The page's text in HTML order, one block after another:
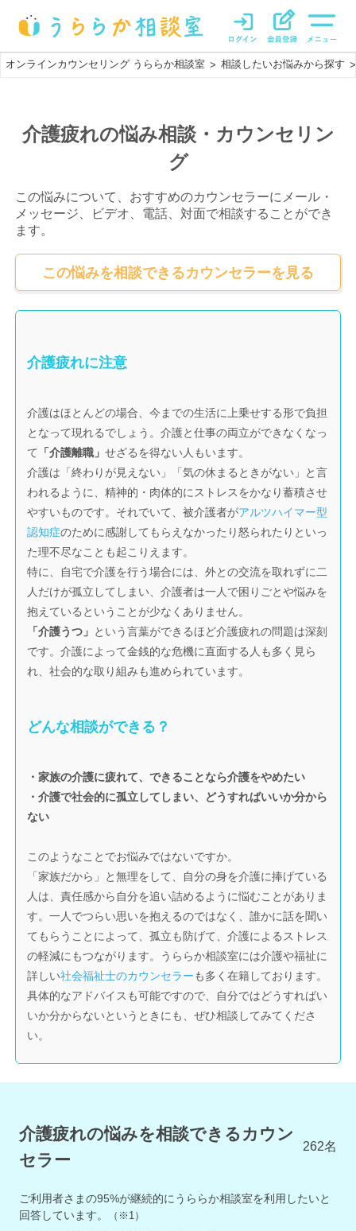
オンラインカウンセリング うららか相談室 > 相談したいお悩みから探す >
介護疲れの悩み相談・カウンセリン
グ
この悩みについて、おすすめのカウンセラーにメール・
メッセージ、ビデオ、電話、対面で相談することができ
ます。
この悩みを相談できるカウンセラーを見る
介護疲れに注意
介護はほとんどの場合、今までの生活に上乗せする形で負担
となって現れるでしょう。介護と仕事の両立ができなくなっ
て
「介護離職」せざるを得ない人もいます。
介護は「終わりが見えない」「気の休まるときがない」と言
われるように、精神的・肉体的にストレスをかなり蓄積させ
やすいものです。それでいて、被介護者がアルツハイマー型
認知症のために感謝してもらえなかったり怒られたりといっ
た理不尽なことも起こりえます。
特に、自宅で介護を行う場合には、外との交流を取れずに二
人だけが孤立してしまい、介護者は一人で困りごとや悩みを
抱えているということが少なくありません。
「介護うつ」 という言葉ができるほど介護疲れの問題は深刻
です。介護によって金銭的な危機に直面する人も多く見ら
れ、社会的な取り組みも進められています。
どんな相談ができる？
・家族の介護に疲れて、できることなら介護をやめたい
・介護で社会的に孤立してしまい、どうすればいいか分から
ない
このようなことでお悩みではないですか。
「家族だから」と無理をして、自分の身を介護に捧げている
人は、責任感から自分を追い詰めるように悩むことがありま
す。一人でつらい思いを抱えるのではなく、誰かに話を聞い
てもらうことによって、孤立も防げて、介護によるストレス
の軽減にもつながります。うららか相談室には介護や福祉に
詳しい社会福祉士のカウンセラーも多く在籍しております。
具体的なアドバイスも可能ですので、自分ではどうすればい
いか分からないというときにも、ぜひ相談してみてくださ
い。
介護疲れの悩みを相談できるカウン
セラー
262名
ご利用者さまの95%が継続的にうららか相談室を利用したいと
回答しています。
（※1）